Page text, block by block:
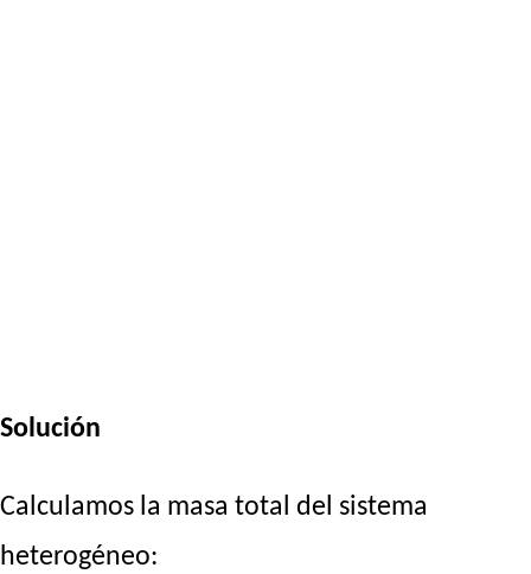
Solución
Calculamos la masa total del sistema
heterogéneo: